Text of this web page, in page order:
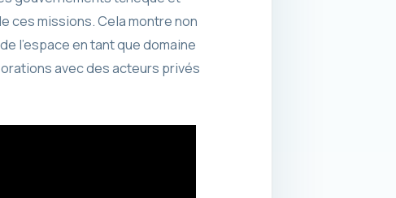
ces missions. Cela montre non
l’espace en tant que domaine
avec des acteurs privés